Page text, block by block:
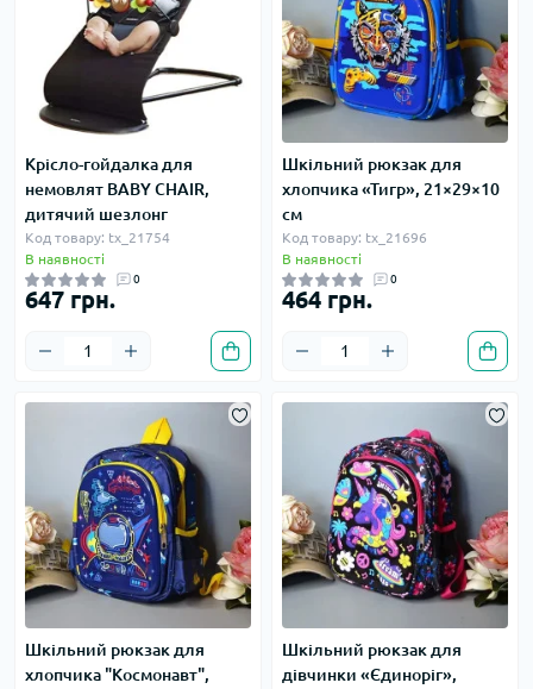
Крісло-гойдалка для
немовлят BABY CHAIR,
дитячий шезлонг
Код товару: tx_21754
В наявності
0
647 грн.
Шкільний рюкзак для
хлопчика «Тигр», 21×29×10
см
Код товару: tx_21696
В наявності
0
464 грн.
Шкільний рюкзак для
хлопчика "Космонавт",
Шкільний рюкзак для
дівчинки «Єдиноріг»,